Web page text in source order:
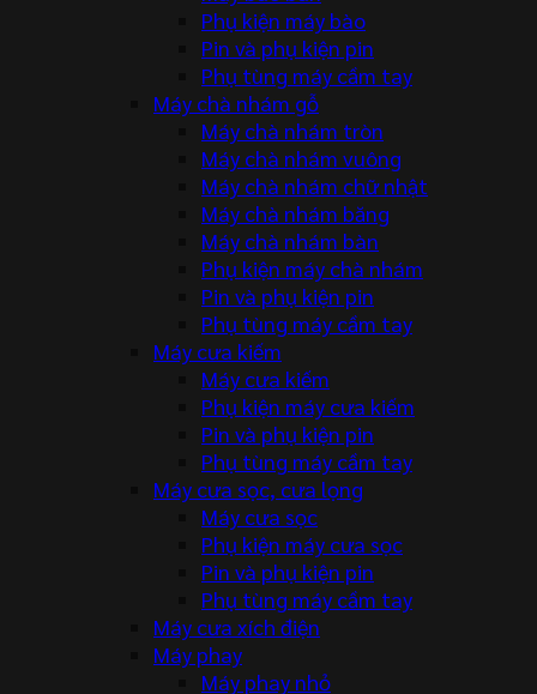
Phụ kiện máy bào
Pin và phụ kiện pin
Phụ tùng máy cầm tay
Máy chà nhám gỗ
Máy chà nhám tròn
Máy chà nhám vuông
Máy chà nhám chữ nhật
Máy chà nhám băng
Máy chà nhám bàn
Phụ kiện máy chà nhám
Pin và phụ kiện pin
Phụ tùng máy cầm tay
Máy cưa kiếm
Máy cưa kiếm
Phụ kiện máy cưa kiếm
Pin và phụ kiện pin
Phụ tùng máy cầm tay
Máy cưa sọc, cưa lọng
Máy cưa sọc
Phụ kiện máy cưa sọc
Pin và phụ kiện pin
Phụ tùng máy cầm tay
Máy cưa xích điện
Máy phay
Máy phay nhỏ